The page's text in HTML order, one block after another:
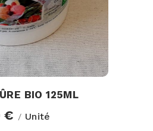
BIO 125ML
€ / Unité